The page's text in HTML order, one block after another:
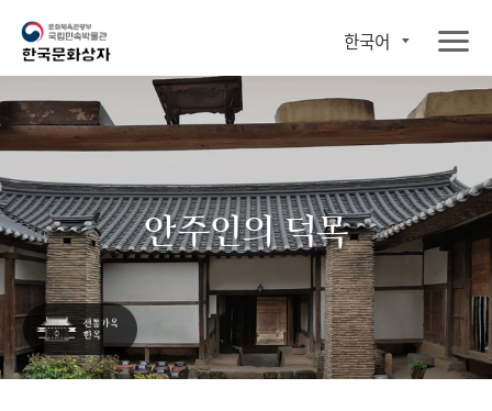
한국어
안주인의 덕목